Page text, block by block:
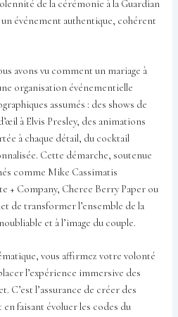
de la cérémonie à la Guardian
événement authentique, cohérent
avons vu comment un mariage à
organisation événementielle
assumés : des shows de
à Elvis Presley, des animations
à chaque détail, du cocktail
Cette démarche, soutenue
comme Mike Cassimatis
+ Company, Cheree Berry Paper ou
de transformer l’ensemble de la
et à l’image du couple.
vous affirmez votre volonté
l’expérience immersive des
C’est l’assurance de créer des
faisant évoluer les codes du